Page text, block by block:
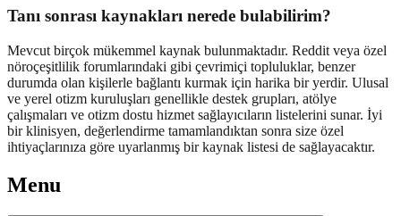
Tanı sonrası kaynakları nerede bulabilirim?
Mevcut birçok mükemmel kaynak bulunmaktadır. Reddit veya özel
nöroçeşitlilik forumlarındaki gibi çevrimiçi topluluklar, benzer
durumda olan kişilerle bağlantı kurmak için harika bir yerdir. Ulusal
ve yerel otizm kuruluşları genellikle destek grupları, atölye
çalışmaları ve otizm dostu hizmet sağlayıcıların listelerini sunar. İyi
bir klinisyen, değerlendirme tamamlandıktan sonra size özel
ihtiyaçlarınıza göre uyarlanmış bir kaynak listesi de sağlayacaktır.
Menu